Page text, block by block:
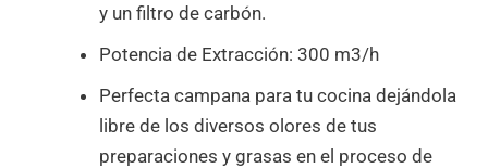
y un filtro de carbón.
Potencia de Extracción: 300 m3/h
Perfecta campana para tu cocina dejándola
libre de los diversos olores de tus
preparaciones y grasas en el proceso de